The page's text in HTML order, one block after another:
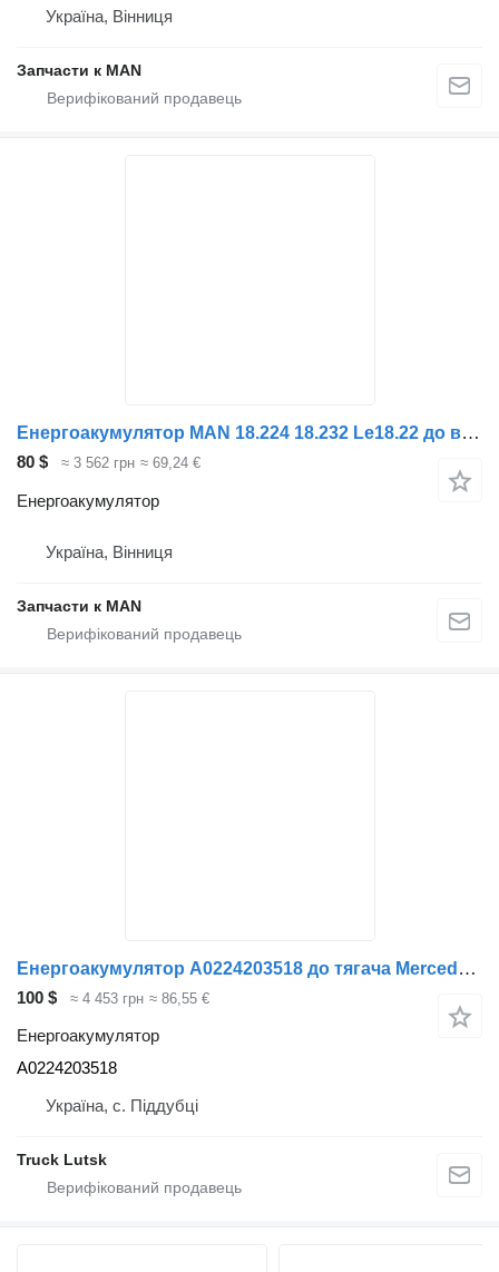
Україна, Вінниця
Запчасти к MAN
Енергоакумулятор MAN 18.224 18.232 Le18.22 до вантажівки MAN M2000 L2000
80 $ ≈ 3 562 грн ≈ 69,24 €
Енергоакумулятор
Україна, Вінниця
Запчасти к MAN
Енергоакумулятор A0224203518 до тягача Mercedes-Benz Actros MP4
100 $ ≈ 4 453 грн ≈ 86,55 €
Енергоакумулятор
A0224203518
Україна, с. Піддубці
Truck Lutsk